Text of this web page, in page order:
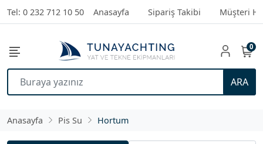
Tel: 0 232 712 10 50 Anasayfa Sipariş Takibi Müşteri
ARA
0
Anasayfa Pis Su Hortum